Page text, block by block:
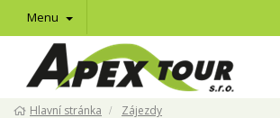
Menu
Hlavní stránka Zájezdy